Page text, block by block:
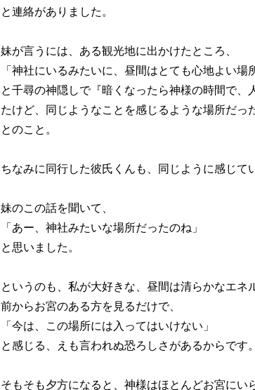
と連絡がありました。
妹が言うには、ある観光地に出かけたところ、
「神社にいるみたいに、昼間はとても心地よい
と千尋の神隠しで『暗くなったら神様の時間で
たけど、同じようなことを感じるような場所だっ
とのこと。
ちなみに同行した彼氏くんも、同じように感じて
妹のこの話を聞いて、
「あー、神社みたいな場所だったのね」
と思いました。
というのも、私が大好きな、昼間は清らかなエ
前からお宮のある方を見るだけで、
「今は、この場所には入ってはいけない」
と感じる、えも言われぬ恐ろしさがあるからです。
そもそも夕方になると、神様はほとんどお宮に